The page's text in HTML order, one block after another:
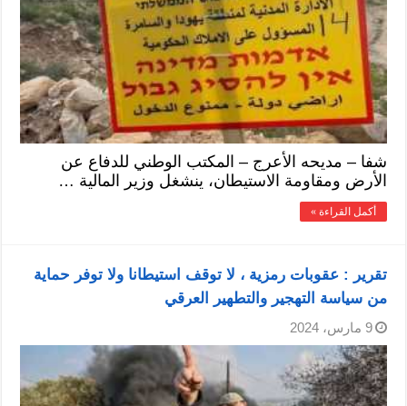
شفا – مديحه الأعرج – المكتب الوطني للدفاع عن
الأرض ومقاومة الاستيطان، ينشغل وزير المالية …
أكمل القراءة »
تقرير : عقوبات رمزية ، لا توقف استيطانا ولا توفر حماية
من سياسة التهجير والتطهير العرقي
9 مارس، 2024